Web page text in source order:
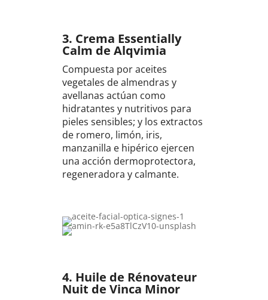
3. Crema Essentially
Calm de Alqvimia
Compuesta por aceites
vegetales de almendras y
avellanas actúan como
hidratantes y nutritivos para
pieles sensibles; y los extractos
de romero, limón, iris,
manzanilla e hipérico ejercen
una acción dermoprotectora,
regeneradora y calmante.
4. Huile de Rénovateur
Nuit de Vinca Minor